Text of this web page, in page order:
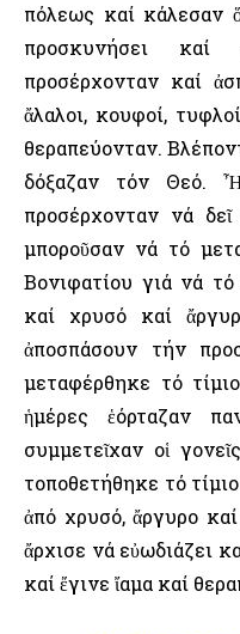
πόλεως καί κάλεσαν
προσκυνήσει καί
προσέρχονταν καί
ἄλαλοι, κουφοί,
θεραπεύονταν.
δόξαζαν τόν Θεό.
προσέρχονταν νά
μποροῦσαν νά τό
Βονιφατίου γιά νά
καί χρυσό καί
ἀποσπάσουν τήν
μεταφέρθηκε τό
ἡμέρες ἑόρταζαν
συμμετεῖχαν οἱ
τοποθετήθηκε τό
ἀπό χρυσό, ἄργυρο
ἄρχισε νά εὐωδιάζει
καί ἔγινε ἴαμα καί